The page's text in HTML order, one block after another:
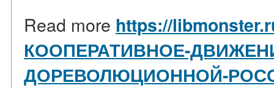
Read more https://
КООПЕРАТИВНОЕ-
ДОРЕВОЛЮЦИОННОЙ-